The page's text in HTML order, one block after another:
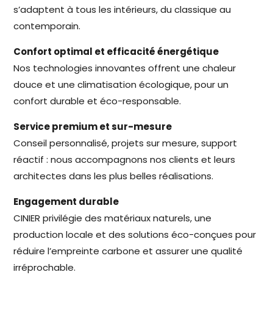
s’adaptent à tous les intérieurs, du classique au
contemporain.
Confort optimal et efficacité énergétique
Nos technologies innovantes offrent une chaleur
douce et une climatisation écologique, pour un
confort durable et éco-responsable.
Service premium et sur-mesure
Conseil personnalisé, projets sur mesure, support
réactif : nous accompagnons nos clients et leurs
architectes dans les plus belles réalisations.
Engagement durable
CINIER privilégie des matériaux naturels, une
production locale et des solutions éco-conçues pour
réduire l’empreinte carbone et assurer une qualité
irréprochable.